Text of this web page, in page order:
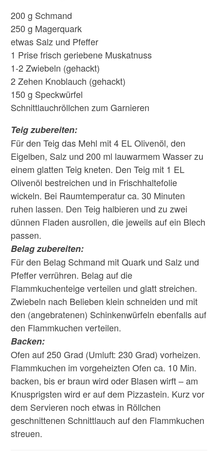
200 g Schmand
250 g Magerquark
etwas Salz und Pfeffer
1 Prise frisch geriebene Muskatnuss
1-2 Zwiebeln (gehackt)
2 Zehen Knoblauch (gehackt)
150 g Speckwürfel
Schnittlauchröllchen zum Garnieren
Teig zubereiten:
Für den Teig das Mehl mit 4 EL Olivenöl, den
Eigelben, Salz und 200 ml lauwarmem Wasser zu
einem glatten Teig kneten. Den Teig mit 1 EL
Olivenöl bestreichen und in Frischhaltefolie
wickeln. Bei Raumtemperatur ca. 30 Minuten
ruhen lassen. Den Teig halbieren und zu zwei
dünnen Fladen ausrollen, die jeweils auf ein Blech
passen.
Belag zubereiten:
Für den Belag Schmand mit Quark und Salz und
Pfeffer verrühren. Belag auf die
Flammkuchenteige verteilen und glatt streichen.
Zwiebeln nach Belieben klein schneiden und mit
den (angebratenen) Schinkenwürfeln ebenfalls auf
den Flammkuchen verteilen.
Backen:
Ofen auf 250 Grad (Umluft: 230 Grad) vorheizen.
Flammkuchen im vorgeheizten Ofen ca. 10 Min.
backen, bis er braun wird oder Blasen wirft – am
Knusprigsten wird er auf dem Pizzastein. Kurz vor
dem Servieren noch etwas in Röllchen
geschnittenen Schnittlauch auf den Flammkuchen
streuen.